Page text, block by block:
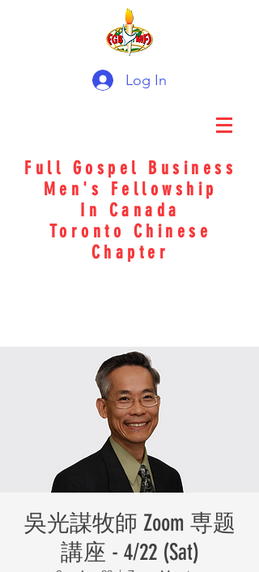
Log In
Full Gospel Business
Men's Fellowship
In Canada
Toronto Chinese
Chapter
吳光謀牧師 Zoom 専题
講座 - 4/22 (Sat)